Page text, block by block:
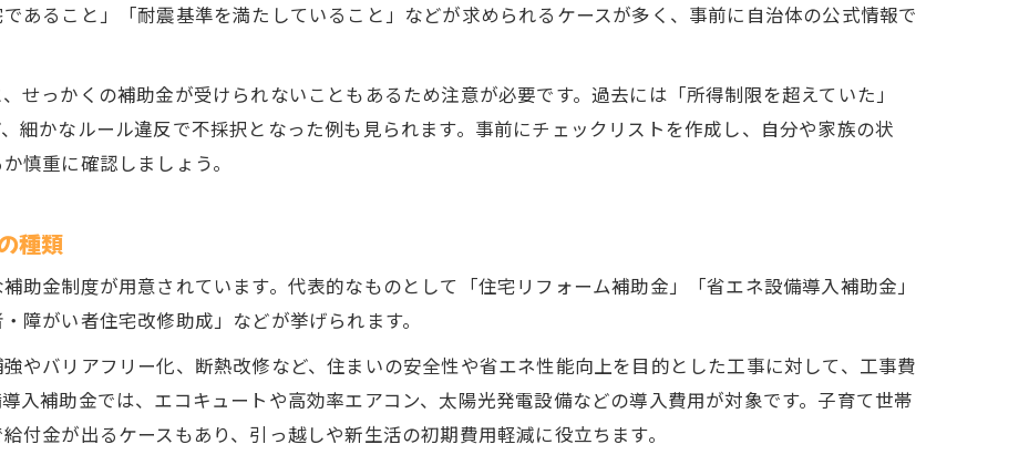
支給対象や条件ごとの不動産補助金一覧
生活場面別に不動産補助金を徹底比較しよう
補助金申請はどこまで役立つのか解説
不動産補助金申請で期待できる実際の効果
不動産補助金申請の成功事例と失敗例
申請サポートの利用と自己申請の違い
不動産に関する給付金の選び方ガイド
不動産給付金の選び方と適用条件の確認
住宅状況別に選べる不動産給付金のポイント
あること」「耐震基準を満たしていること」などが求められるケースが多く、事前に自治体の公式情報で
せっかくの補助金が受けられないこともあるため注意が必要です。過去には「所得制限を超えていた」
細かなルール違反で不採択となった例も見られます。事前にチェックリストを作成し、自分や家族の状
慎重に確認しましょう。
種類
助金制度が用意されています。代表的なものとして「住宅リフォーム補助金」「省エネ設備導入補助金」
障がい者住宅改修助成」などが挙げられます。
やバリアフリー化、断熱改修など、住まいの安全性や省エネ性能向上を目的とした工事に対して、工事費
入補助金では、エコキュートや高効率エアコン、太陽光発電設備などの導入費用が対象です。子育て世帯
付金が出るケースもあり、引っ越しや新生活の初期費用軽減に役立ちます。